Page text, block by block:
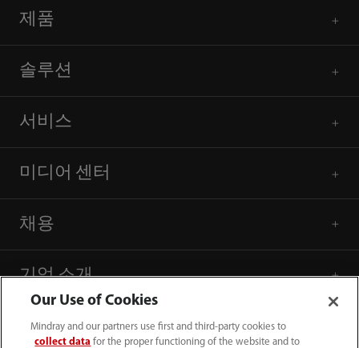
제품
솔루션
서비스
미디어 센터
채용
기업 소개
연락처 정보
Our Use of Cookies
Mindray and our partners use first and third-party cookies to
collect data for the proper functioning of the website and to